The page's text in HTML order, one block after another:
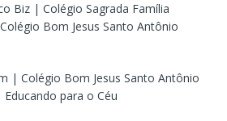
Biz | Colégio Sagrada Família
Bom Jesus Santo Antônio
| Colégio Bom Jesus Santo Antônio
para o Céu